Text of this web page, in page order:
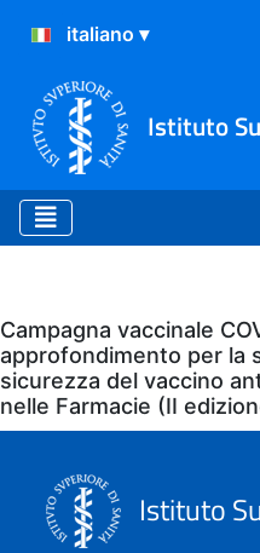
Istituto
Eventi
Campagna vaccinale
approfondimento per la
sicurezza del vaccino
nelle Farmacie (II
Istituto